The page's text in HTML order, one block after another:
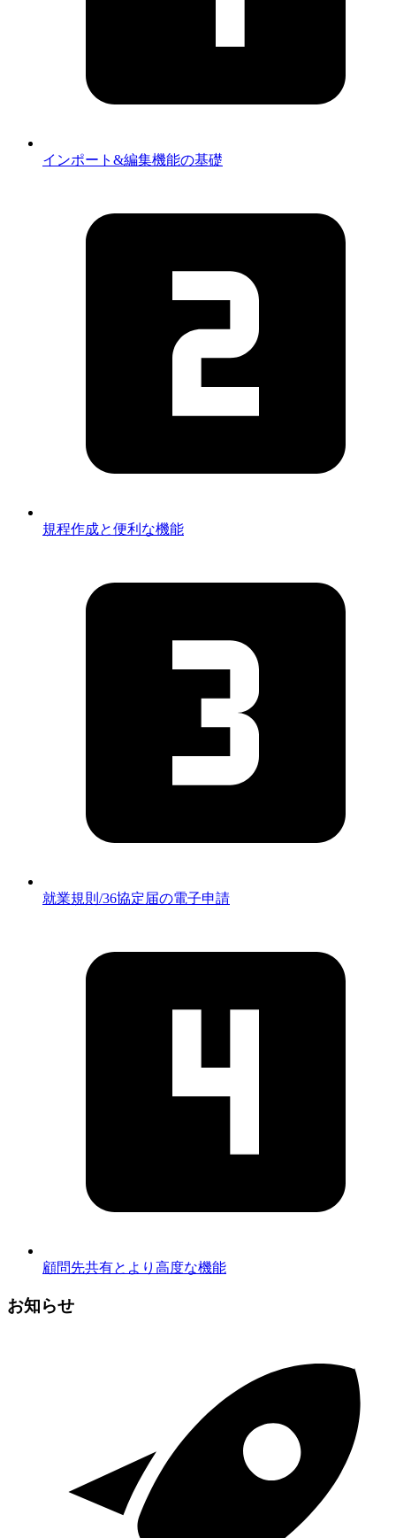
インポート&編集機能の基礎
規程作成と便利な機能
就業規則/36協定届の電子申請
顧問先共有とより高度な機能
お知らせ